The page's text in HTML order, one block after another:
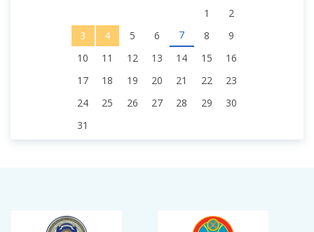
1
2
3
4 5 6 7 8
9
10
11 12 13 14 15
16
17
18 19 20 21 22
23
24
25 26 27 28 29
30
31